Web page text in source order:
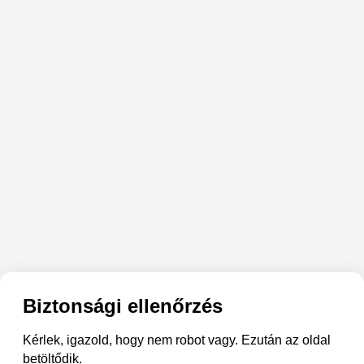
Biztonsági ellenőrzés
Kérlek, igazold, hogy nem robot vagy. Ezután az oldal
betöltődik.